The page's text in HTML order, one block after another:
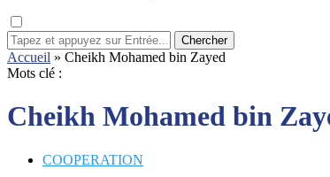
Chercher
Accueil » Cheikh Mohamed bin Zayed
Mots clé :
Cheikh Mohamed bin
COOPERATION